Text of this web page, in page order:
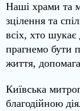
Наші храми та
зцілення та
всіх, хто
прагнемо бути
життя,
Київська
благодійною